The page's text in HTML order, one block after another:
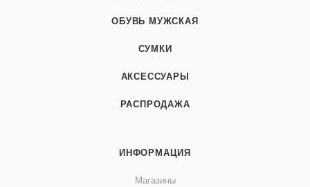
ОБУВЬ МУЖСКАЯ
СУМКИ
АКСЕССУАРЫ
РАСПРОДАЖА
ИНФОРМАЦИЯ
Магазины